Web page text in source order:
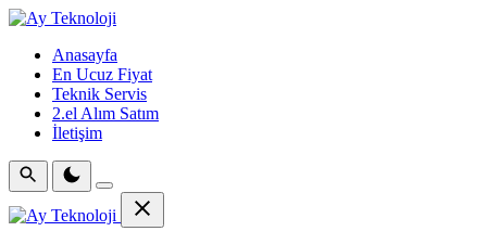
Anasayfa
En Ucuz Fiyat
Teknik Servis
2.el Alım Satım
İletişim